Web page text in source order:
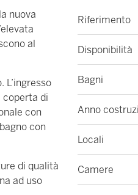
nuova
al
L’ingresso
coperta di
con
con
di qualità
ad uso
Riferimento
Disponibilità
Bagni
Anno
Locali
Camere